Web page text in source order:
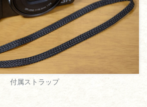
付属ストラップ